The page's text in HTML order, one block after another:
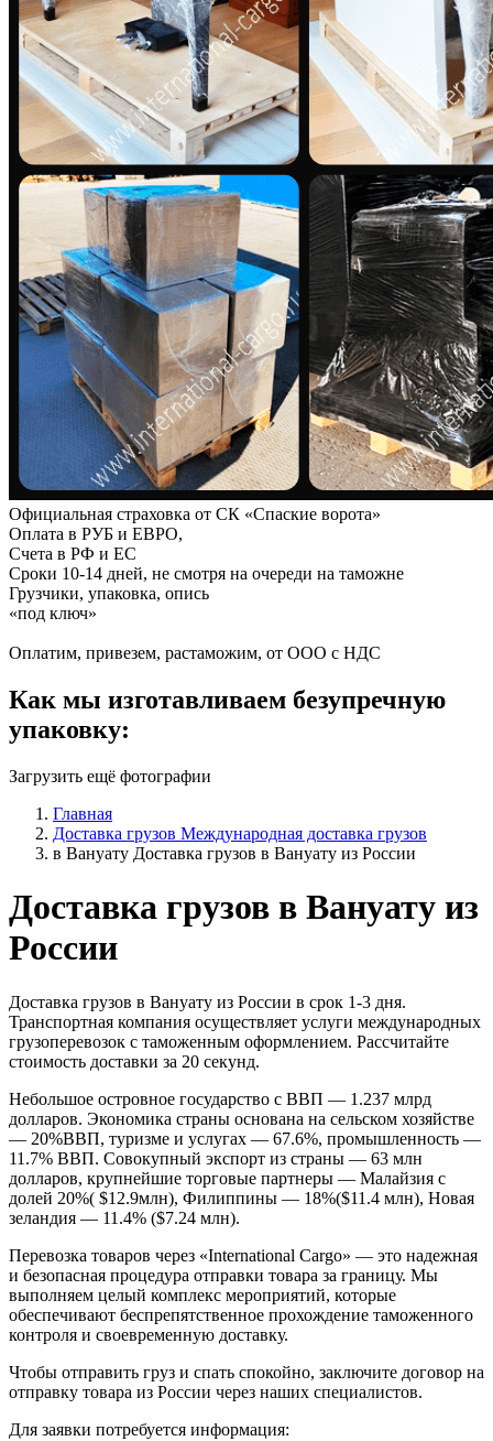
Официальная страховка от СК «Спаские ворота»
Оплата в РУБ и ЕВРО,
Счета в РФ и ЕС
Сроки 10-14 дней, не смотря на очереди на таможне
Грузчики, упаковка, опись
«под ключ»
Оплатим, привезем, растаможим, от ООО с НДС
Как мы изготавливаем безупречную
упаковку:
Загрузить ещё фотографии
Главная
Доставка грузов Международная доставка грузов
в Вануату Доставка грузов в Вануату из России
Доставка грузов в Вануату из
России
Доставка грузов в Вануату из России в срок 1-3 дня.
Транспортная компания осуществляет услуги международных
грузоперевозок с таможенным оформлением. Рассчитайте
стоимость доставки за 20 секунд.
Небольшое островное государство с ВВП — 1.237 млрд
долларов. Экономика страны основана на сельском хозяйстве
— 20%ВВП, туризме и услугах — 67.6%, промышленность —
11.7% ВВП. Совокупный экспорт из страны — 63 млн
долларов, крупнейшие торговые партнеры — Малайзия с
долей 20%( $12.9млн), Филиппины — 18%($11.4 млн), Новая
зеландия — 11.4% ($7.24 млн).
Перевозка товаров через «International Cargo» — это надежная
и безопасная процедура отправки товара за границу. Мы
выполняем целый комплекс мероприятий, которые
обеспечивают беспрепятственное прохождение таможенного
контроля и своевременную доставку.
Чтобы отправить груз и спать спокойно, заключите договор на
отправку товара из России через наших специалистов.
Для заявки потребуется информация: